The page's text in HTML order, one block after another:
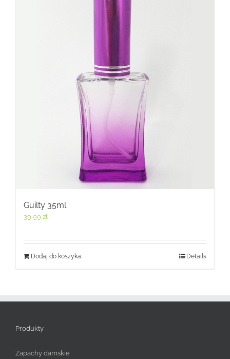
Guilty 35ml
39,99 zł
Dodaj do koszyka Details
Produkty
Zapachy damskie